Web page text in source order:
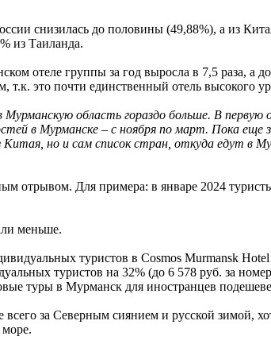
снизилась до половины (49,88%), а из
из Таиланда.
отеле группы за год выросла в 7,5 раза, а
т.к. это почти единственный отель
область гораздо больше. В первую
в Мурманске – с ноября по март. Пока
но и сам список стран, откуда едут в
отрывом. Для примера: в январе 2024
меньше.
туристов в Cosmos Murmansk
туристов на 32% (до 6 578 руб. за
туры в Мурманск для иностранцев
за Северным сиянием и русской зимой,